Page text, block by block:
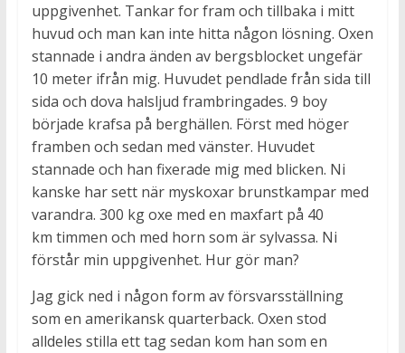
uppgivenhet. Tankar for fram och tillbaka i mitt
huvud och man kan inte hitta någon lösning. Oxen
stannade i andra änden av bergsblocket ungefär
10 meter ifrån mig. Huvudet pendlade från sida till
sida och dova halsljud frambringades. 9 boy
började krafsa på berghällen. Först med höger
framben och sedan med vänster. Huvudet
stannade och han fixerade mig med blicken. Ni
kanske har sett när myskoxar brunstkampar med
varandra. 300 kg oxe med en maxfart på 40
km timmen och med horn som är sylvassa. Ni
förstår min uppgivenhet. Hur gör man?
Jag gick ned i någon form av försvarsställning
som en amerikansk quarterback. Oxen stod
alldeles stilla ett tag sedan kom han som en